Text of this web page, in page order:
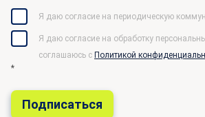
Я даю согласие на периодическую
Я даю согласие на обработку
соглашаюсь c Политикой
*